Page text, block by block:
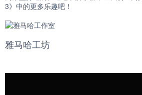
3》中的更多乐趣吧！
雅马哈工坊